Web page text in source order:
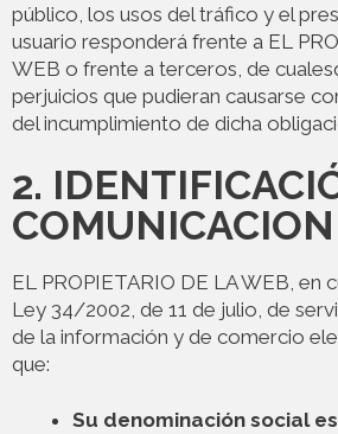
público, los usos del tráfico y el
usuario responderá frente a EL
WEB o frente a terceros, de
perjuicios que pudieran causarse
del incumplimiento de dicha
2.
EL PROPIETARIO DE LA WEB, en
Ley 34/2002, de 11 de julio, de
de la información y de comercio
que:
Su denominación social es